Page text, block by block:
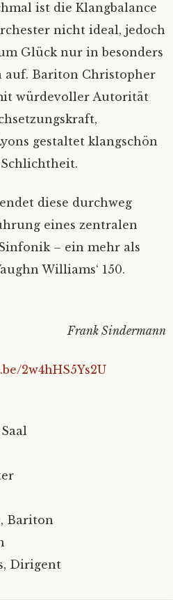
ist die Klangbalance
nicht ideal, jedoch
Glück nur in besonders
auf. Bariton Christopher
würdevoller Autorität
gestaltet klangschön
diese durchweg
eines zentralen
– ein mehr als
Williams‘ 150.
Frank Sindermann
2w4hHS5Ys2U
Bariton
Dirigent